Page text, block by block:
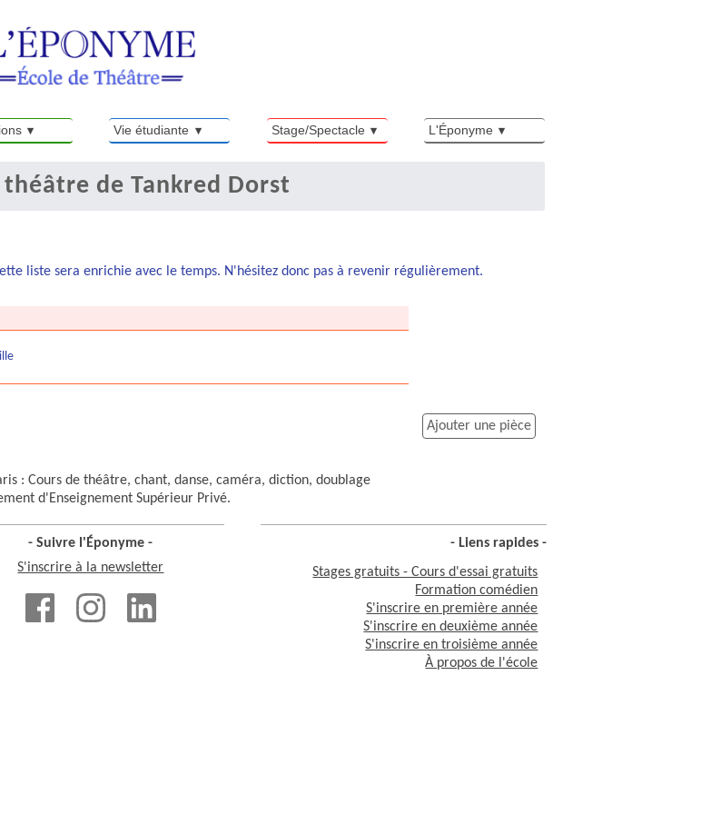
Vie étudiante Stage/Spectacle L'Éponyme
théâtre de Tankred Dorst
liste sera enrichie avec le temps. N'hésitez donc pas à revenir régulièrement.
Ajouter une pièce
: Cours de théâtre, chant, danse, caméra, diction, doublage
d'Enseignement Supérieur Privé.
- Suivre l'Éponyme -
S'inscrire à la newsletter
- Liens rapides -
Stages gratuits - Cours d'essai gratuits
Formation comédien
S'inscrire en première année
S'inscrire en deuxième année
S'inscrire en troisième année
À propos de l'école